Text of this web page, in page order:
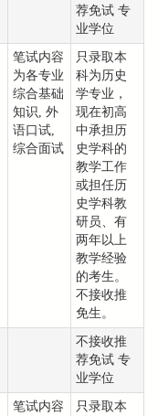
荐免试 专
业学位
笔试内容
为各专业
综合基础
知识, 外
语口试,
综合面试
只录取本
科为历史
学专业，
现在初高
中承担历
史学科的
教学工作
或担任历
史学科教
研员、有
两年以上
教学经验
的考生。
不接收推
免生。
不接收推
荐免试 专
业学位
笔试内容
只录取本